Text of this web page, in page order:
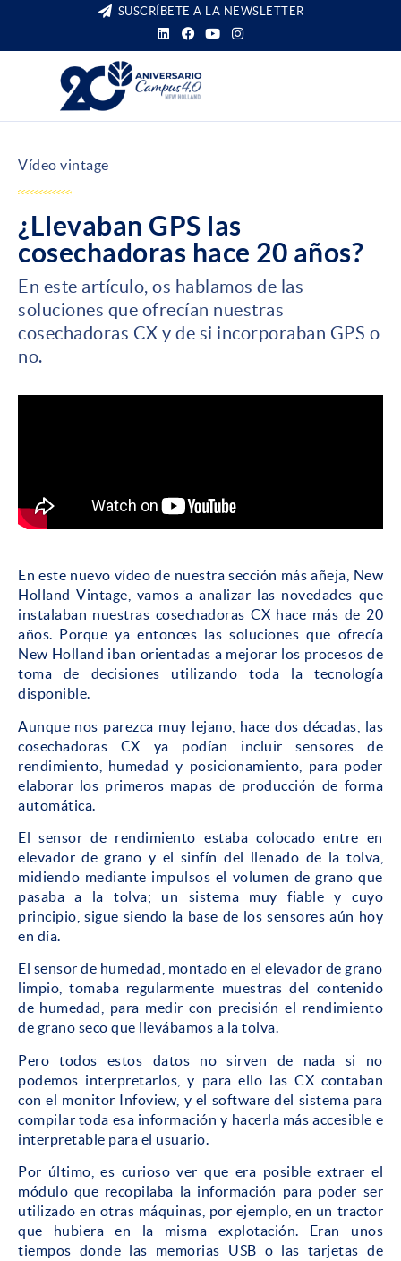
SUSCRÍBETE A LA NEWSLETTER
Vídeo vintage
¿Llevaban GPS las
cosechadoras hace 20 años?
En este artículo, os hablamos de las
soluciones que ofrecían nuestras
cosechadoras CX y de si incorporaban GPS o
no.
En este nuevo vídeo de nuestra sección más añeja, New
Holland Vintage, vamos a analizar las novedades que
instalaban nuestras cosechadoras CX hace más de 20
años. Porque ya entonces las soluciones que ofrecía
New Holland iban orientadas a mejorar los procesos de
toma de decisiones utilizando toda la tecnología
disponible.
Aunque nos parezca muy lejano, hace dos décadas, las
cosechadoras CX ya podían incluir sensores de
rendimiento, humedad y posicionamiento, para poder
elaborar los primeros mapas de producción de forma
automática.
El sensor de rendimiento estaba colocado entre en
elevador de grano y el sinfín del llenado de la tolva,
midiendo mediante impulsos el volumen de grano que
pasaba a la tolva; un sistema muy fiable y cuyo
principio, sigue siendo la base de los sensores aún hoy
en día.
El sensor de humedad, montado en el elevador de grano
limpio, tomaba regularmente muestras del contenido
de humedad, para medir con precisión el rendimiento
de grano seco que llevábamos a la tolva.
Pero todos estos datos no sirven de nada si no
podemos interpretarlos, y para ello las CX contaban
con el monitor Infoview, y el software del sistema para
compilar toda esa información y hacerla más accesible e
interpretable para el usuario.
Por último, es curioso ver que era posible extraer el
módulo que recopilaba la información para poder ser
utilizado en otras máquinas, por ejemplo, en un tractor
que hubiera en la misma explotación. Eran unos
tiempos donde las memorias USB o las tarjetas de